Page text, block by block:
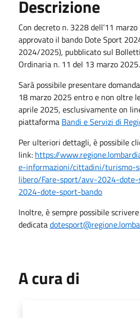
Descrizione
Con decreto n. 3228 dell’11
approvato il bando Dote Sport
2024/2025), pubblicato sul
Ordinaria n. 11 del 13 marzo 2025.
Sarà possibile presentare
18 marzo 2025 entro e non oltre
aprile 2025, esclusivamente on
piattaforma Bandi e Servizi di
Per ulteriori dettagli, è possibile
link: https://
e-informazioni/cittadini/turismo-
libero/Fare-sport/avv-2024-
2024-dote-sport-bando
Inoltre, è sempre possibile
dedicata
A cura di